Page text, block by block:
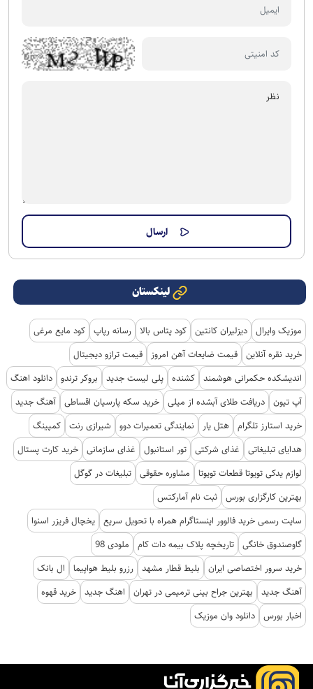
لینکستان
موزیک وایرال دیزلیران کانتین کود پتاس بالا رسانه رپاپ کود مایع مرغی
خرید نقره آنلاین قیمت ضایعات آهن امروز
قیمت ترازو دیجیتال
اندیشکده حکمرانی هوشمند کشنده پلی لیست جدید بروکر ترندو دانلود اهنگ
آپ تیون دریافت طلای آبشده از میلی خرید سکه پارسیان اقساطی آهنگ جدید
خرید استارز تلگرام هتل یار نمایندگی تعمیرات دوو شیرازی رنت کمپینگ
هدایای تبلیغاتی
غذای شرکتی تور استانبول غذای سازمانی خرید کارت پستال
لوازم یدکی تویوتا قطعات تویوتا
مشاوره حقوقی تبلیغات در گوگل
بهترین کارگزاری بورس ثبت نام آمارکتس
سایت رسمی خرید فالوور اینستاگرام همراه با تحویل سریع یخچال فریزر اسنوا
گاوصندوق خانگی تاریخچه پلاک بیمه دات کام
ملودی 98
خرید سرور اختصاصی ایران
بلیط قطار مشهد رزرو بلیط هواپیما
ال بانک
آهنگ جدید
بهترین جراح بینی ترمیمی در تهران اهنگ جدید خرید قهوه
اخبار بورس دانلود وان موزیک